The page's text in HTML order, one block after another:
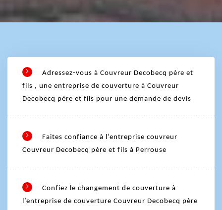
Adressez-vous à Couvreur Decobecq père et
fils , une entreprise de couverture à Couvreur
Decobecq père et fils pour une demande de devis
Faites confiance à l’entreprise couvreur
Couvreur Decobecq père et fils à Perrouse
Confiez le changement de couverture à
l’entreprise de couverture Couvreur Decobecq père